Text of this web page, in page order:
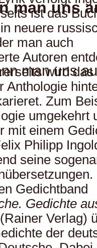
man uns
man uns
ist das
neuere
man auch
Autoren
wird
Anthologie
Zum
umgekehrt
mit einem
Philipp
seine
Gedichtband
Gedichte
(Rainer Verlag)
der